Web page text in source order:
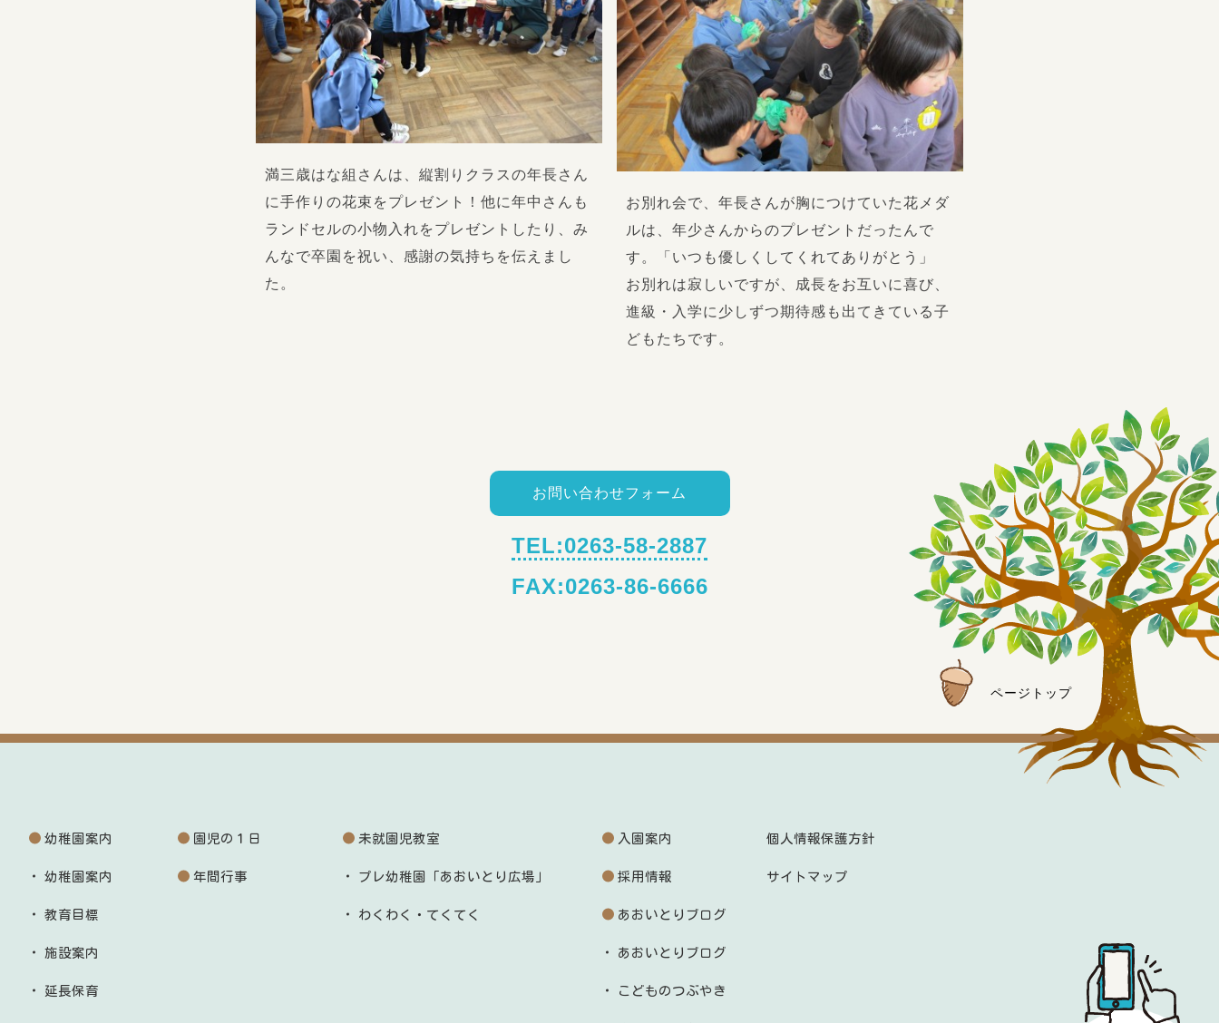
満三歳はな組さんは、縦割りクラスの年長さん
に手作りの花束をプレゼント！他に年中さんも
ランドセルの小物入れをプレゼントしたり、み
んなで卒園を祝い、感謝の気持ちを伝えまし
た。
お別れ会で、年長さんが胸につけていた花メダ
ルは、年少さんからのプレゼントだったんで
す。「いつも優しくしてくれてありがとう」
お別れは寂しいですが、成長をお互いに喜び、
進級・入学に少しずつ期待感も出てきている子
どもたちです。
お問い合わせフォーム
TEL:0263-58-2887
FAX:0263-86-6666
ページトップ
幼稚園案内
幼稚園案内
教育目標
施設案内
延長保育
園児の１日
年間行事
未就園児教室
プレ幼稚園「あおいとり広場」
わくわく・てくてく
入園案内
採用情報
あおいとりブログ
あおいとりブログ
こどものつぶやき
個人情報保護方針
サイトマップ